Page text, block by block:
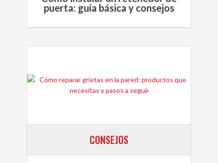
puerta: guía básica y consejos
CONSEJOS